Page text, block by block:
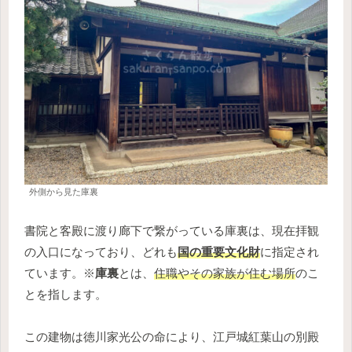
外側から見た庫裏
書院と客殿に渡り廊下で繋がっている庫裏は、現在拝観
の入口になっており、どれも国の重要文化財に指定され
ています。※庫裏とは、 住職やその家族が住む場所のこ
とを指します。
この建物は徳川家光公の命により、江戸城紅葉山の別殿